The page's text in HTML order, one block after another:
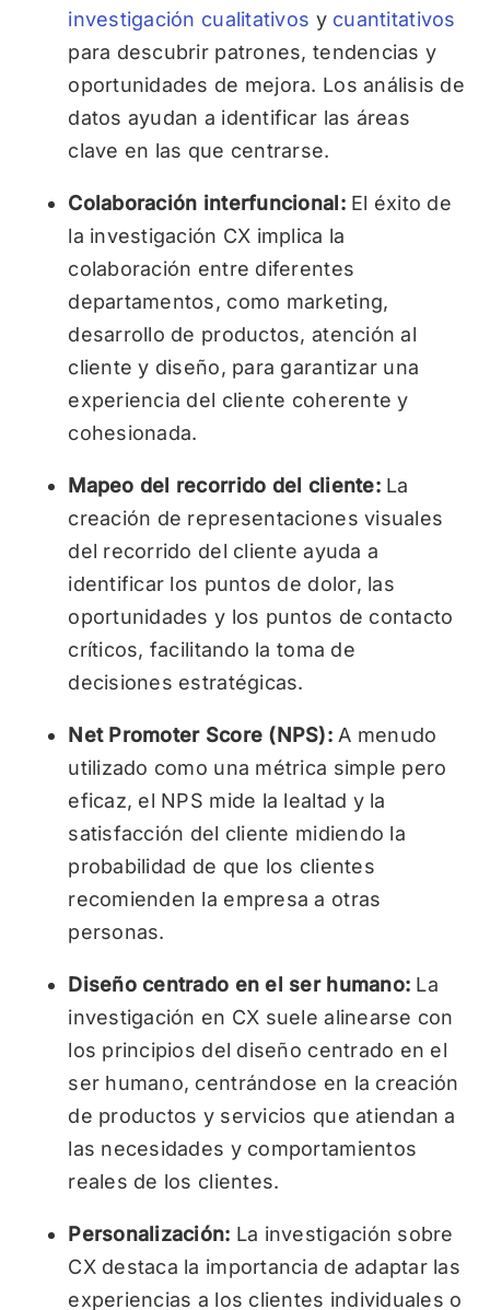
investigación cualitativos y cuantitativos
para descubrir patrones, tendencias y
oportunidades de mejora. Los análisis de
datos ayudan a identificar las áreas
clave en las que centrarse.
Colaboración interfuncional:El éxito de
la investigación CX implica la
colaboración entre diferentes
departamentos, como marketing,
desarrollo de productos, atención al
cliente y diseño, para garantizar una
experiencia del cliente coherente y
cohesionada.
Mapeo del recorrido del cliente: La
creación de representaciones visuales
del recorrido del cliente ayuda a
identificar los puntos de dolor, las
oportunidades y los puntos de contacto
críticos, facilitando la toma de
decisiones estratégicas.
Net Promoter Score (NPS):A menudo
utilizado como una métrica simple pero
eficaz, el NPS mide la lealtad y la
satisfacción del cliente midiendo la
probabilidad de que los clientes
recomienden la empresa a otras
personas.
Diseño centrado en el ser humano: La
investigación en CX suele alinearse con
los principios del diseño centrado en el
ser humano, centrándose en la creación
de productos y servicios que atiendan a
las necesidades y comportamientos
reales de los clientes.
Personalización: La investigación sobre
CX destaca la importancia de adaptar las
experiencias a los clientes individuales o